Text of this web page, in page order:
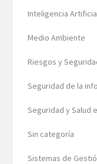
Inteligencia
Medio Ambiente
Riesgos y
Seguridad de la
Seguridad y Salud
Sin categoría
Sistemas de